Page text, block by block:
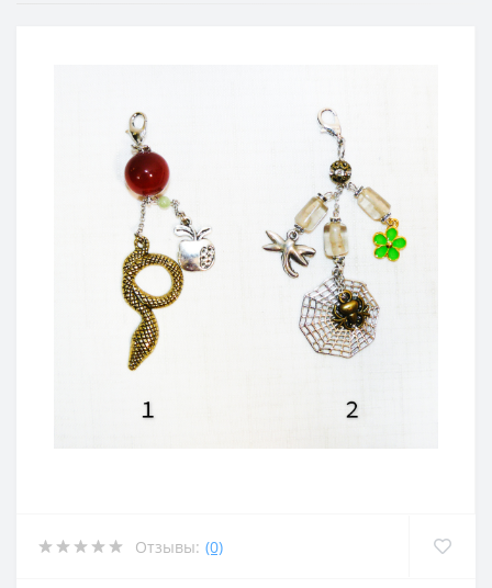
Отзывы: (0)